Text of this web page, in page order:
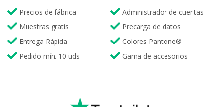
Precios de fábrica
Muestras gratis
Entrega Rápida
Pedido mín. 10 uds
Administrador de cuentas
Precarga de datos
Colores Pantone®
Gama de accesorios